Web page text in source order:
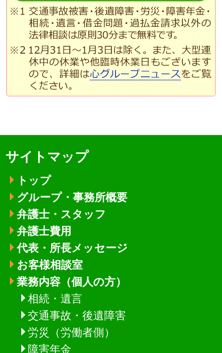
サイトマップ
トップ
グループ・事務所概要
弁護士・スタッフ
弁護士費用
代表・所長メッセージ
お客様相談室
業務内容（個人の方）
相続・遺言
交通事故・後遺障害
労災（労働者側）
障害年金